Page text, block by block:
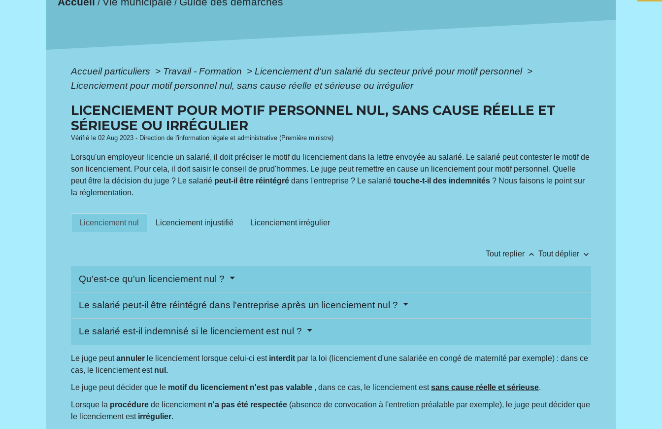
/ /
Accueil particuliers > Travail - Formation > Licenciement d'un salarié du secteur privé pour motif personnel >
Licenciement pour motif personnel nul, sans cause réelle et sérieuse ou irrégulier
LICENCIEMENT POUR MOTIF PERSONNEL NUL, SANS CAUSE RÉELLE ET
SÉRIEUSE OU IRRÉGULIER
Vérifié le 02 Aug 2023 - Direction de l'information légale et administrative (Première ministre)
Lorsqu'un employeur licencie un salarié, il doit préciser le motif du licenciement dans la lettre envoyée au salarié. Le salarié peut contester le motif de
son licenciement. Pour cela, il doit saisir le conseil de prud'hommes. Le juge peut remettre en cause un licenciement pour motif personnel. Quelle
peut être la décision du juge ? Le salarié peut-il être réintégrédans l'entreprise ? Le salariétouche-t-il des indemnités ? Nous faisons le point sur
la réglementation.
Licenciement nul Licenciement injustifié Licenciement irrégulier
Tout replier keyboard_arrow_up Tout déplier keyboard_arrow_down
Qu'est-ce qu'un licenciement nul ?
Le salarié peut-il être réintégré dans l'entreprise après un licenciement nul ?
Le salarié est-il indemnisé si le licenciement est nul ?
Le juge peutannuler le licenciement lorsque celui-ci est interdit par la loi (licenciement d'une salariée en congé de maternité par exemple) : dans ce
cas, le licenciement est nul .
Le juge peut décider que le motif du licenciement n'est pas valable , dans ce cas, le licenciement estsans cause réelle et sérieuse.
Lorsque la procédure de licenciementn'a pas été respectée (absence de convocation à l'entretien préalable par exemple), le juge peut décider que
le licenciement est irrégulier.